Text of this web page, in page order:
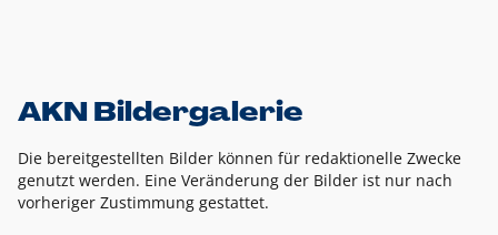
AKN Bildergalerie
Die bereitgestellten Bilder können für redaktionelle Zwecke
genutzt werden. Eine Veränderung der Bilder ist nur nach
vorheriger Zustimmung gestattet.